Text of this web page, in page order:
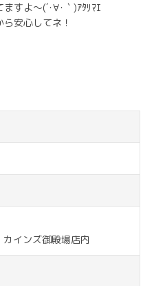
すよ～(´･∀･｀)ｱﾀﾘﾏｴ
安心してネ！
インズ御殿場店内